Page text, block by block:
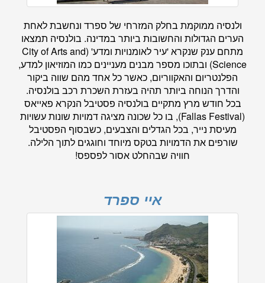
ולנסיה ממוקמת בחלק המזרחי של ספרד ונחשבת לאחת
הערים הגדולות והחשובות ביותר במדינה. בולנסיה תמצאו
מתחם ענק שנקרא 'עיר לאומנויות ומדע' (City of Arts and
Science) ובתוכו מספר מבנים מעניינים כמו המוזיאון למדע,
הפלנטריום והאקווריום, כאשר כל אחד מהם שווה ביקור
והדרך הנוחה ביותר תהיה בעזרת השכרת רכב בולנסיה.
בכל חודש מרץ מתקיים בולנסיה פסטיבל הנקרא פאייאס
(Fallas Festival), בו כל שכונה מציגה דמויות שונות עשויות
מעיסת נייר, בכל הגדלים והצבעים, כשבסוף הפסטיבל
שורפים את הדמויות בטקס מיוחד וחוגגים לתוך הלילה.
חוויה שבהחלט אסור לפספס!
איי ספרד